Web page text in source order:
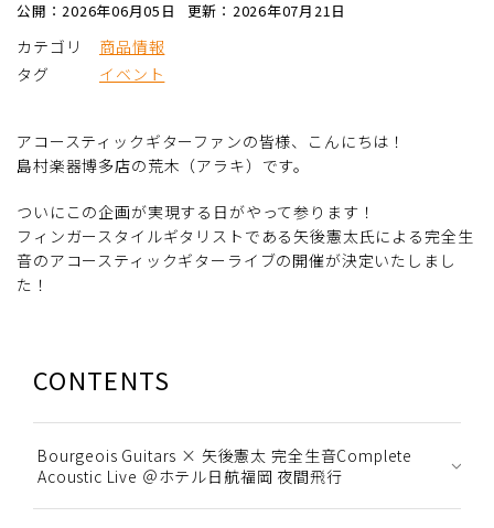
公開：2026年06月05日 更新：2026年07月21日
カテゴリ
商品情報
タグ
イベント
アコースティックギターファンの皆様、こんにちは！
島村楽器博多店の荒木（アラキ）です。
ついにこの企画が実現する日がやって参ります！
フィンガースタイルギタリストである矢後憲太氏による完全生
音のアコースティックギターライブの開催が決定いたしまし
た！
CONTENTS
Bourgeois Guitars × 矢後憲太 完全生音Complete
Acoustic Live ＠ホテル日航福岡 夜間飛行